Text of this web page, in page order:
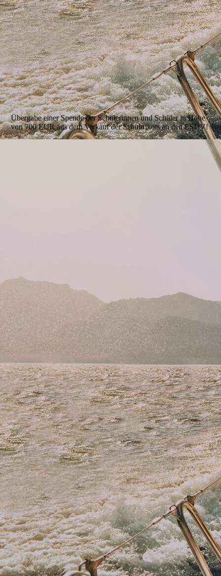
ESUV Vorlesewettbewerb 2024
Übergabe einer Spende der Schülerinnen und Schüler in Höhe
von 700 EUR aus dem Verkauf der Schultrikots an den ESUV!